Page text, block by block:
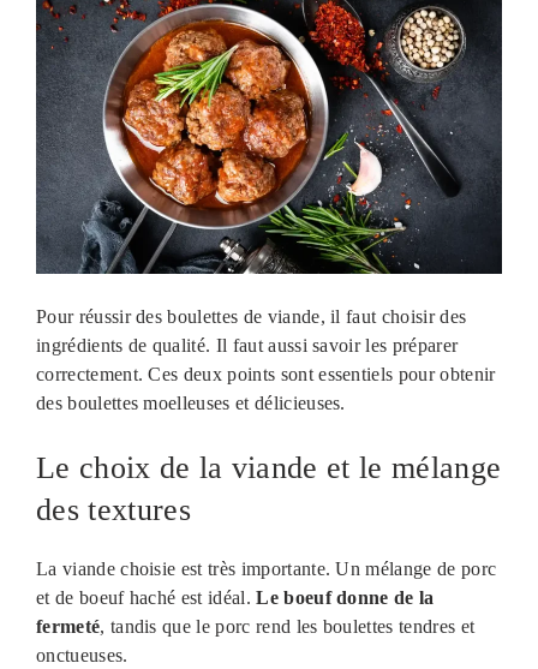
Pour réussir des boulettes de viande, il faut choisir des
ingrédients de qualité. Il faut aussi savoir les préparer
correctement. Ces deux points sont essentiels pour obtenir
des boulettes moelleuses et délicieuses.
Le choix de la viande et le mélange
des textures
La viande choisie est très importante. Un mélange de porc
et de boeuf haché est idéal.Le boeuf donne de la
fermeté, tandis que le porc rend les boulettes tendres et
onctueuses.